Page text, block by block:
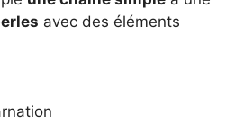
avec des éléments